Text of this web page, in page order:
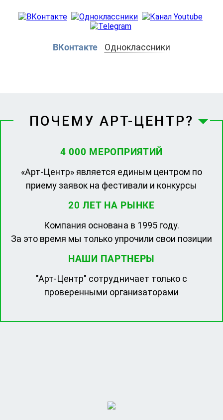
ВКонтакте Одноклассники
ПОЧЕМУ АРТ-ЦЕНТР?
4 000 МЕРОПРИЯТИЙ
«Арт-Центр» является единым центром по
приему заявок на фестивали и конкурсы
20 ЛЕТ НА РЫНКЕ
Компания основана в 1995 году.
За это время мы только упрочили свои позиции
НАШИ ПАРТНЕРЫ
"Арт-Центр" сотрудничает только с
проверенными организаторами